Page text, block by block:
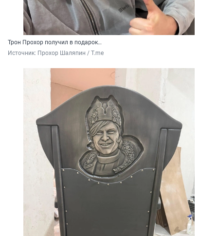
Трон Прохор получил в подарок…
Источник: Прохор Шаляпин / T.me